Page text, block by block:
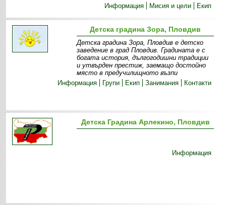
Информация
Мисия и цели Екип
Детска градина Зора, Пловдив
Детска градина Зора, Пловдив е детско
заведение в град Пловдив. Градината е с
богата история, дългогодишни традиции
и утвърден престиж, заемащо достойно
място в предучилищното възпи
Информация
Групи Екип Занимания Контакти
Детска Градина Арлекино, Пловдив
Информация